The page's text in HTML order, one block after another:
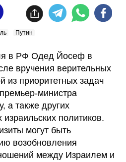
Путин
вручения верительных
из приоритетных задач
министра
а также других
политиков.
могут быть
возобновления
между Израилем и